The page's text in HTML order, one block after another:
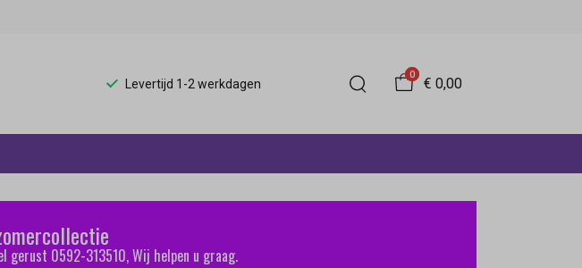
Levertijd 1-2 werkdagen
0
€ 0,00
gerust 0592-313510, Wij helpen u graag.